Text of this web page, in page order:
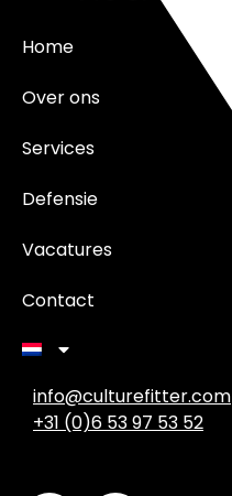
Home
Over ons
Services
Defensie
Vacatures
Contact
info@culturefitter.com
+31 (0)6 53 97 53 52